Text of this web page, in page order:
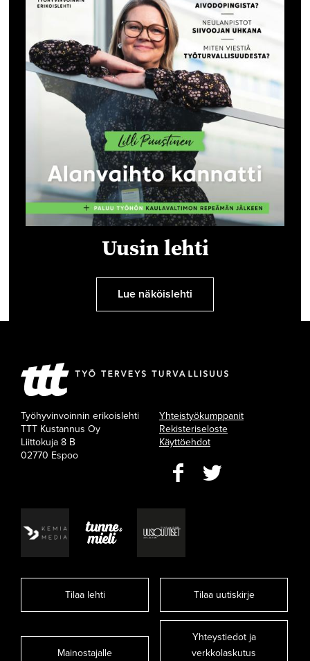
Uusin lehti
Lue näköislehti
Työhyvinvoinnin erikoislehti
TTT Kustannus Oy
Liittokuja 8 B
02770 Espoo
Yhteistyökumppanit
Rekisteriseloste
Käyttöehdot
Tilaa lehti Tilaa uutiskirje
Mainostajalle
Yhteystiedot ja
verkkolaskutus